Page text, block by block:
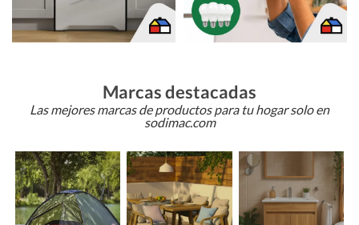
Marcas destacadas
Las mejores marcas de productos para tu hogar solo en
sodimac.com